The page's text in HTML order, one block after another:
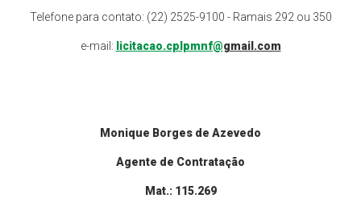
Telefone para contato: (22) 2525-9100 - Ramais 292 ou 350
e-mail: licitacao.cplpmnf@gmail.com
Monique Borges de Azevedo
Agente de Contratação
Mat.: 115.269